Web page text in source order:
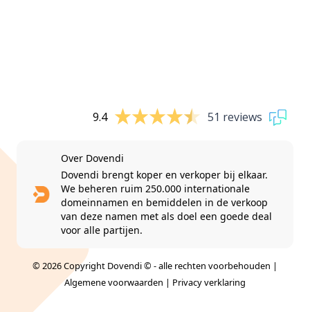
9.4 51 reviews
Over Dovendi
Dovendi brengt koper en verkoper bij elkaar.
We beheren ruim 250.000 internationale
domeinnamen en bemiddelen in de verkoop
van deze namen met als doel een goede deal
voor alle partijen.
© 2026 Copyright Dovendi © - alle rechten voorbehouden |
Algemene voorwaarden | Privacy verklaring